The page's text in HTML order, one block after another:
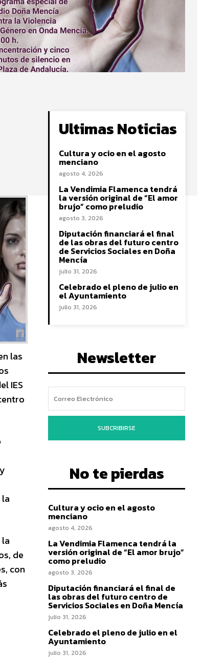
las
IES
de
con
Ultimas Noticias
Cultura y ocio en el agosto
menciano
agosto 4, 2026
La Vendimia Flamenca tendrá
la versión original de “El amor
brujo” como preludio
agosto 3, 2026
Diputación financiará el final
de las obras del futuro centro
de Servicios Sociales en Doña
Mencía
julio 31, 2026
Celebrado el pleno de julio en
el Ayuntamiento
julio 31, 2026
Newsletter
SUBCRIBIRSE
No te pierdas
Cultura y ocio en el agosto
menciano
agosto 4, 2026
La Vendimia Flamenca tendrá la
versión original de “El amor brujo”
como preludio
agosto 3, 2026
Diputación financiará el final de
las obras del futuro centro de
Servicios Sociales en Doña Mencía
julio 31, 2026
Celebrado el pleno de julio en el
Ayuntamiento
julio 31, 2026